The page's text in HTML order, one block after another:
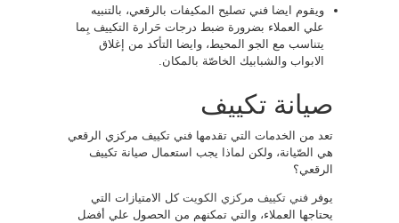
ويقوم ايضا فني تصليح المكيفات بالرقعي، بالتنبيه
علي العملاء بضرورة ضبط درجات حَرارة التكييف بِما
يتناسب مع الجو المحيط، وايضا التأكد من إغلاق
الابواب والشبابيك الخاصّة بالمكان.
صيانة تكييف
تعد من الخدمات التي تقدمها فني تكييف مركزي الرقعي
هي الصّيانة، ولكن لماذا يجب استعمال صيانة تكييف
الرقعي؟
يوفر فني تكييف مركزي الكويت كل الامتيازات التي
يحتاجها العملاء، والتي تمكنهم من الحصول علي أفضل